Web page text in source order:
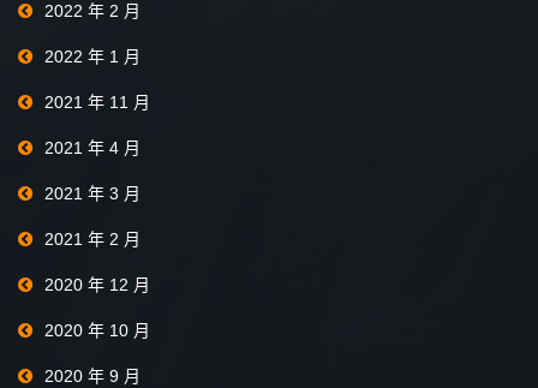
2022 年 2 月
2022 年 1 月
2021 年 11 月
2021 年 4 月
2021 年 3 月
2021 年 2 月
2020 年 12 月
2020 年 10 月
2020 年 9 月